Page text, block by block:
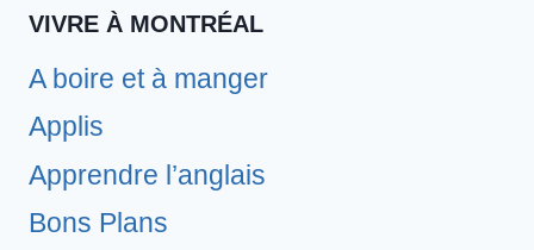
VIVRE À MONTRÉAL
A boire et à manger
Applis
Apprendre l’anglais
Bons Plans